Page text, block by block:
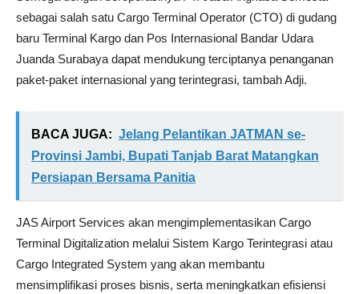
sebagai salah satu Cargo Terminal Operator (CTO) di gudang
baru Terminal Kargo dan Pos Internasional Bandar Udara
Juanda Surabaya dapat mendukung terciptanya penanganan
paket-paket internasional yang terintegrasi, tambah Adji.
BACA JUGA: Jelang Pelantikan JATMAN se-
Provinsi Jambi, Bupati Tanjab Barat Matangkan
Persiapan Bersama Panitia
JAS Airport Services akan mengimplementasikan Cargo
Terminal Digitalization melalui Sistem Kargo Terintegrasi atau
Cargo Integrated System yang akan membantu
mensimplifikasi proses bisnis, serta meningkatkan efisiensi